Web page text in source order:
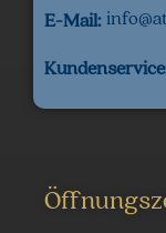
E-Mail: